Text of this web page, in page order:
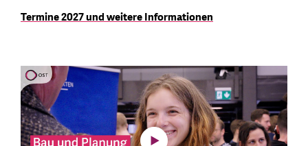
Termine 2027 und weitere Informationen